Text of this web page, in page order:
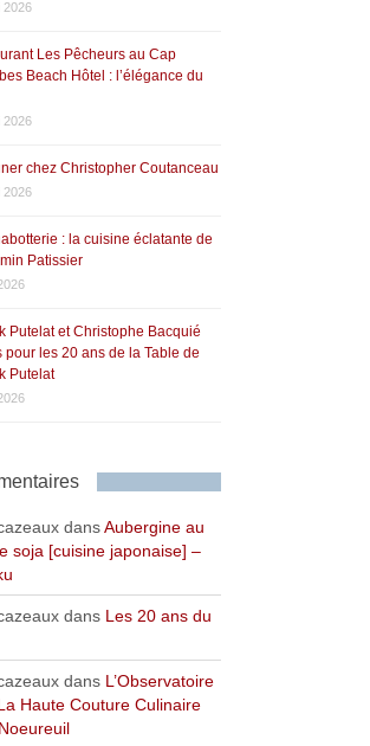
2026
Les Pêcheurs au Cap
Beach Hôtel : l’élégance du
2026
chez Christopher Coutanceau
2026
: la cuisine éclatante de
Patissier
Putelat et Christophe Bacquié
pour les 20 ans de la Table de
Putelat
dansAubergine au
soja [cuisine japonaise] –
dans Les 20 ans du
dans L’Observatoire
Haute Couture Culinaire